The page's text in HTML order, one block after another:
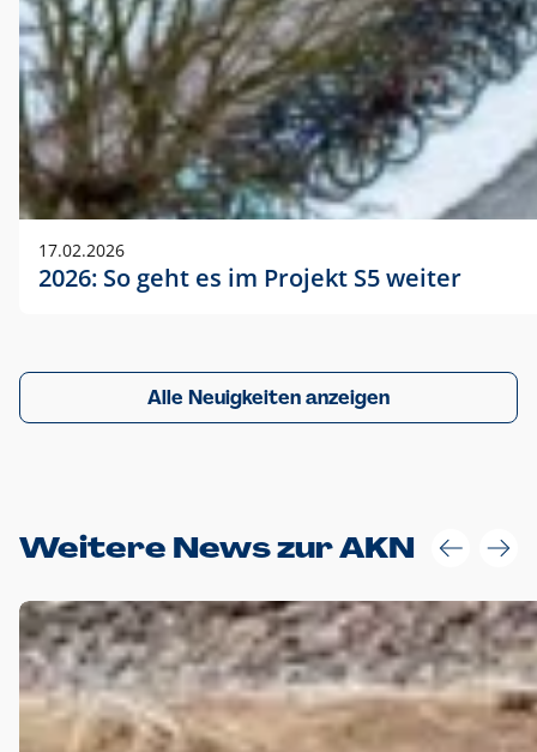
17.02.2026
2026: So geht es im Projekt S5 weiter
Alle Neuigkeiten anzeigen
Weitere News zur AKN